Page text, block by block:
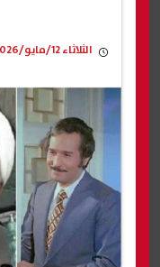
الثلاثاء 12/مايو/2026 - 10:29 م